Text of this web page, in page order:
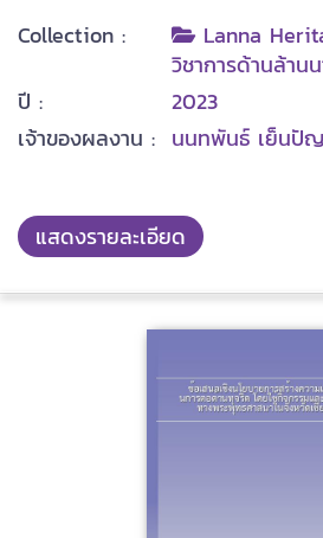
Collection : Lanna
วิชาการด้านล้าน
ปี :
2023
เจ้าของผลงาน : นนทพันธ์ เย็นปั
แสดงรายละเอียด